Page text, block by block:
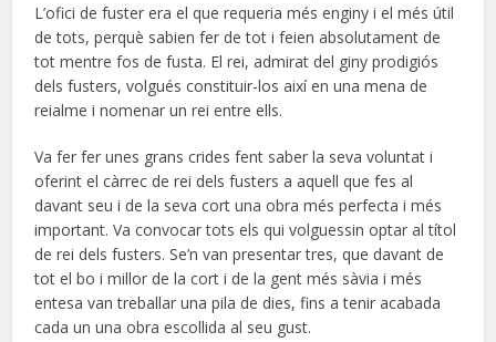
L’ofici de fuster era el que requeria més enginy i el més útil
de tots, perquè sabien fer de tot i feien absolutament de
tot mentre fos de fusta. El rei, admirat del giny prodigiós
dels fusters, volgués constituir-los així en una mena de
reialme i nomenar un rei entre ells.
Va fer fer unes grans crides fent saber la seva voluntat i
oferint el càrrec de rei dels fusters a aquell que fes al
davant seu i de la seva cort una obra més perfecta i més
important. Va convocar tots els qui volguessin optar al títol
de rei dels fusters. Se’n van presentar tres, que davant de
tot el bo i millor de la cort i de la gent més sàvia i més
entesa van treballar una pila de dies, fins a tenir acabada
cada un una obra escollida al seu gust.